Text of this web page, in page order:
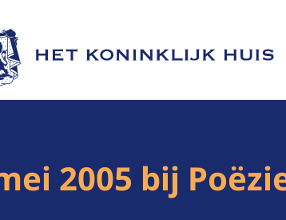
van Het Koninklijk Huis
2005 bij